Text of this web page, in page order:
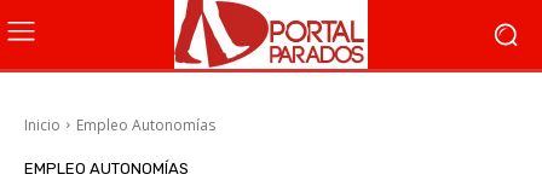
Inicio Empleo Autonomías
EMPLEO AUTONOMÍAS